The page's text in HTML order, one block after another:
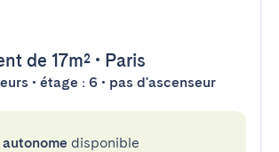
de 17m² • Paris
• étage : 6 • pas d'ascenseur
disponible